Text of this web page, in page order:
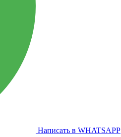
Написать в WHATSAPP